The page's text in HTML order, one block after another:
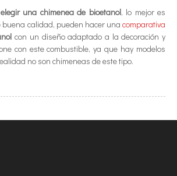
una chimenea de bioetanol, lo mejor es
buena calidad, pueden hacer una comparativa
con un diseño adaptado a la decoración y
con este combustible, ya que hay modelos
no son chimeneas de este tipo.